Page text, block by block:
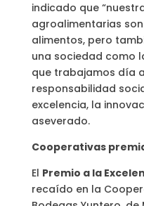
indicado que
agroalimentarias
alimentos, pero
una sociedad como
que trabajamos día
responsabilidad
excelencia, la
aseverado.
Cooperativas
El Premio a la
recaído en la